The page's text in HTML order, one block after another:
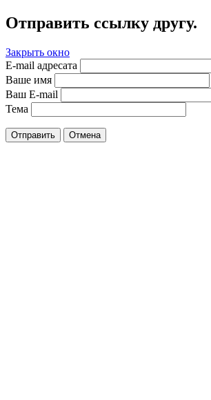
Отправить ссылку другу.
Закрыть окно
E-mail адресата
Ваше имя
Ваш E-mail
Тема
Отправить Отмена